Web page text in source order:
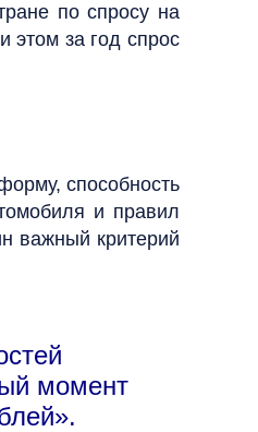
по спросу на
этом за год спрос
способность
и правил
важный критерий
момент